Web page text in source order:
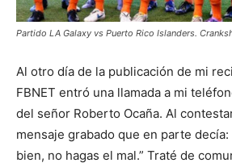
Partido LA Galaxy vs Puerto Rico Islanders.
Al otro día de la publicación de mi
FBNET entró una llamada a mi
del señor Roberto Ocaña. Al
mensaje grabado que en parte decía:
bien, no hagas el mal.” Traté de